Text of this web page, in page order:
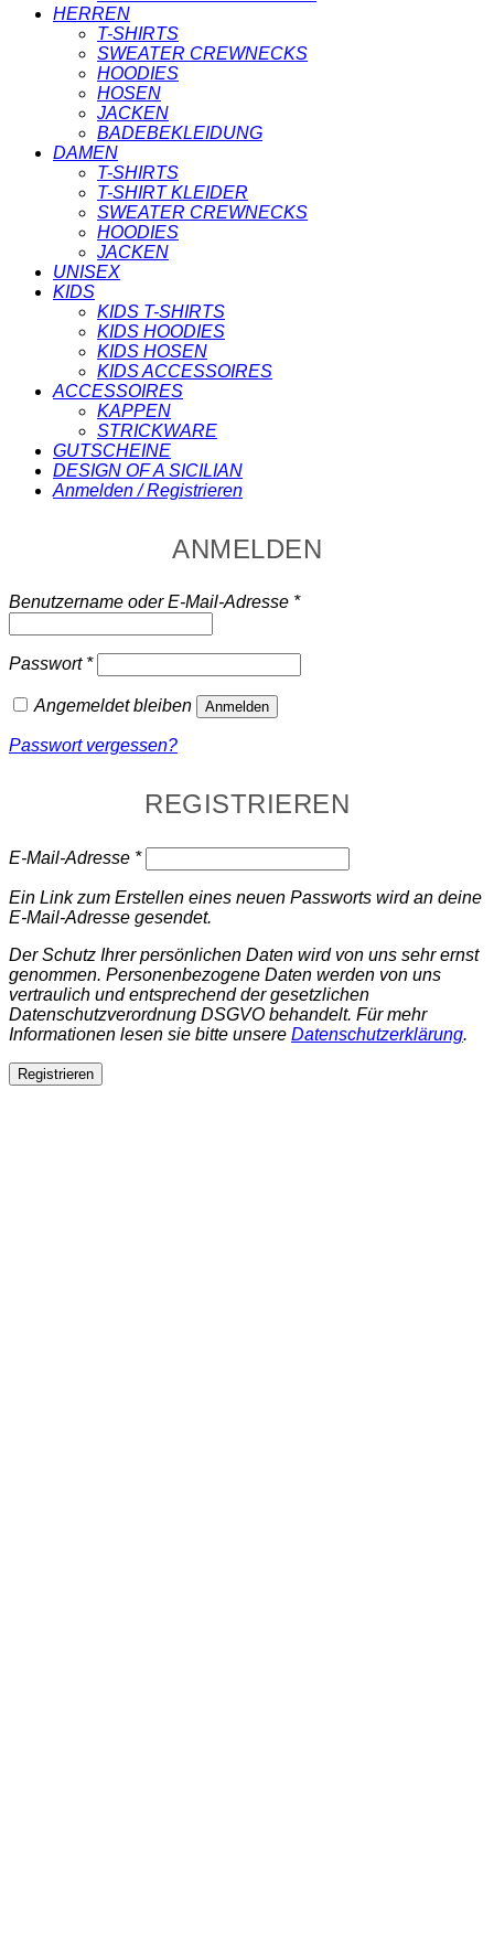
HERREN
T-SHIRTS
SWEATER CREWNECKS
HOODIES
HOSEN
JACKEN
BADEBEKLEIDUNG
DAMEN
T-SHIRTS
T-SHIRT KLEIDER
SWEATER CREWNECKS
HOODIES
JACKEN
UNISEX
KIDS
KIDS T-SHIRTS
KIDS HOODIES
KIDS HOSEN
KIDS ACCESSOIRES
ACCESSOIRES
KAPPEN
STRICKWARE
GUTSCHEINE
DESIGN OF A SICILIAN
Anmelden / Registrieren
ANMELDEN
Benutzername oder E-Mail-Adresse *Erforderlich
Passwort *Erforderlich
Angemeldet bleiben Anmelden
Passwort vergessen?
REGISTRIEREN
E-Mail-Adresse *Erforderlich
Ein Link zum Erstellen eines neuen Passworts wird an deine
E-Mail-Adresse gesendet.
Der Schutz Ihrer persönlichen Daten wird von uns sehr ernst
genommen. Personenbezogene Daten werden von uns
vertraulich und entsprechend der gesetzlichen
Datenschutzverordnung DSGVO behandelt. Für mehr
Informationen lesen sie bitte unsere Datenschutzerklärung.
Registrieren